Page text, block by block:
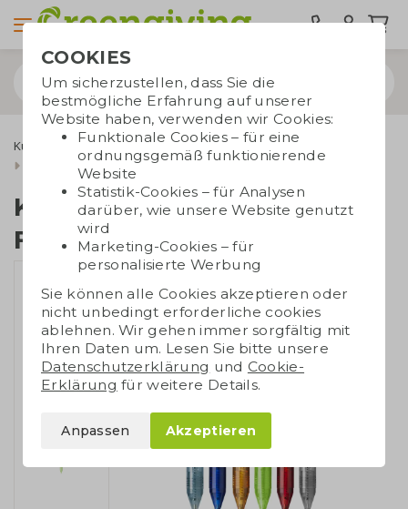
Kugelschreiber
Umweltfreundliche Stifte
Kugelschreiber Flaschen
Kugelschreiber
Flaschen
COOKIES
Um sicherzustellen, dass Sie die
bestmögliche Erfahrung auf unserer
Website haben, verwenden wir Cookies:
Funktionale Cookies – für eine
ordnungsgemäß funktionierende
Website
Statistik-Cookies – für Analysen
darüber, wie unsere Website genutzt
wird
Marketing-Cookies – für
personalisierte Werbung
Sie können alle Cookies akzeptieren oder
nicht unbedingt erforderliche cookies
ablehnen. Wir gehen immer sorgfältig mit
Ihren Daten um. Lesen Sie bitte unsere
Datenschutzerklärung und Cookie-
Erklärung für weitere Details.
Anpassen Akzeptieren